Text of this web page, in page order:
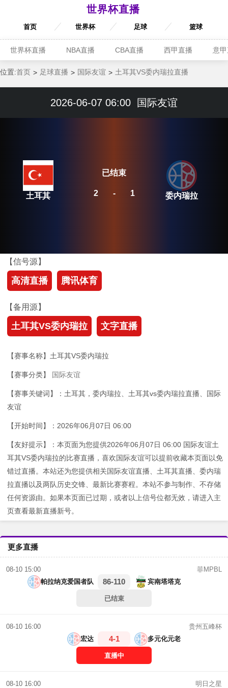
世界杯直播
首页 世界杯 足球 篮球
世界杯直播 NBA直播 CBA直播 西甲直播 意
位置:首页 足球直播 国际友谊 土耳其VS委内瑞拉直播
2026-06-07 06:00 国际友谊
土耳其 2 - 1
已结束
委内瑞拉
【信号源】
高清直播 腾讯体育
【备用源】
土耳其VS委内瑞拉 文字直播
【赛事名称】土耳其VS委内瑞拉
【赛事分类】 国际友谊
【赛事关键词】：土耳其，委内瑞拉、土耳其vs委内瑞拉直播、国际
友谊
【开始时间】：2026年06月07日 06:00
【友好提示】：本页面为您提供2026年06月07日 06:00 国际友谊土
耳其VS委内瑞拉的比赛直播，喜欢国际友谊可以提前收藏本页面以免
错过直播。本站还为您提供相关国际友谊直播、土耳其直播、委内瑞
拉直播以及两队历史交锋、最新比赛赛程。本站不参与制作、不存储
任何资源由。如果本页面已过期，或者以上信号位都无效，请进入主
页查看最新直播新号。
更多直播
08-10 15:00
菲MPBL
帕拉纳克爱国者队
86-110 宾南塔塔克
已结束
08-10 16:00
贵州五峰杯
宏达
4-1 多元化元老
直播中
08-10 16:00
明日之星